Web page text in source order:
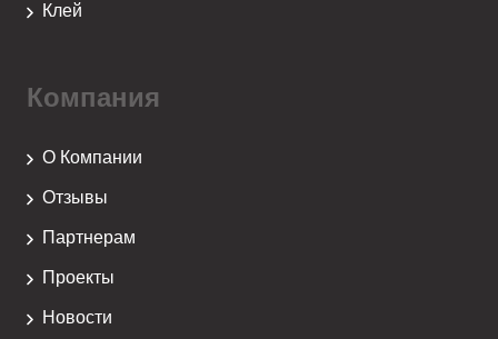
Клей
Компания
О Компании
Отзывы
Партнерам
Проекты
Новости